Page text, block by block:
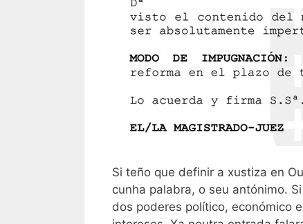
Si teño que definir a xustiza en
cunha palabra, o seu antónimo.
dos poderes político, económico